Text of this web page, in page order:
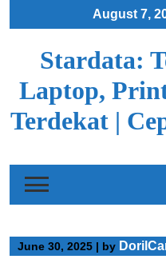
August 7,
Stardata:
Laptop,
Terdekat |
June 30, 2025 | by